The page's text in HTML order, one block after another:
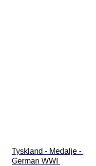
Tyskland - Medalje -
German WWI